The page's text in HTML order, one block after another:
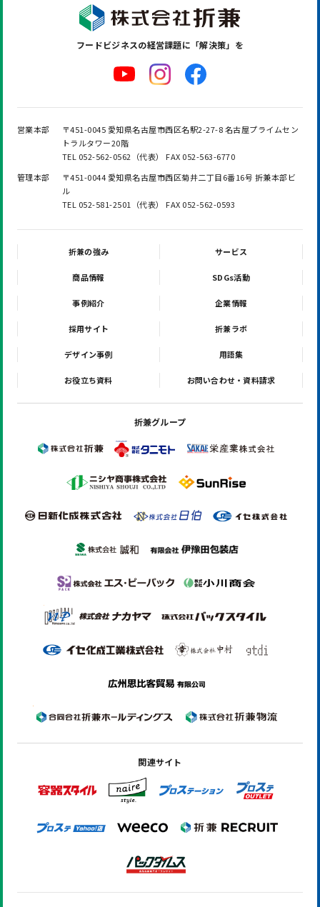
フードビジネスの経営課題に「解決策」を
営業本部
〒451-0045 愛知県名古屋市西区名駅2-27-8 名古屋プライムセン
トラルタワー20階
TEL 052-562-0562（代表） FAX 052-563-6770
管理本部
〒451-0044 愛知県名古屋市西区菊井二丁目6番16号 折兼本部ビ
ル
TEL 052-581-2501（代表） FAX 052-562-0593
折兼の強み サービス
商品情報 SDGs活動
事例紹介 企業情報
採用サイト 折兼ラボ
デザイン事例 用語集
お役立ち資料 お問い合わせ・資料請求
折兼グループ
関連サイト